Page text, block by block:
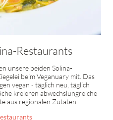
Restaurants
unsere beiden Solina-
beim Veganuary mit. Das
vegan - täglich neu, täglich
kreieren abwechslungreiche
aus regionalen Zutaten.